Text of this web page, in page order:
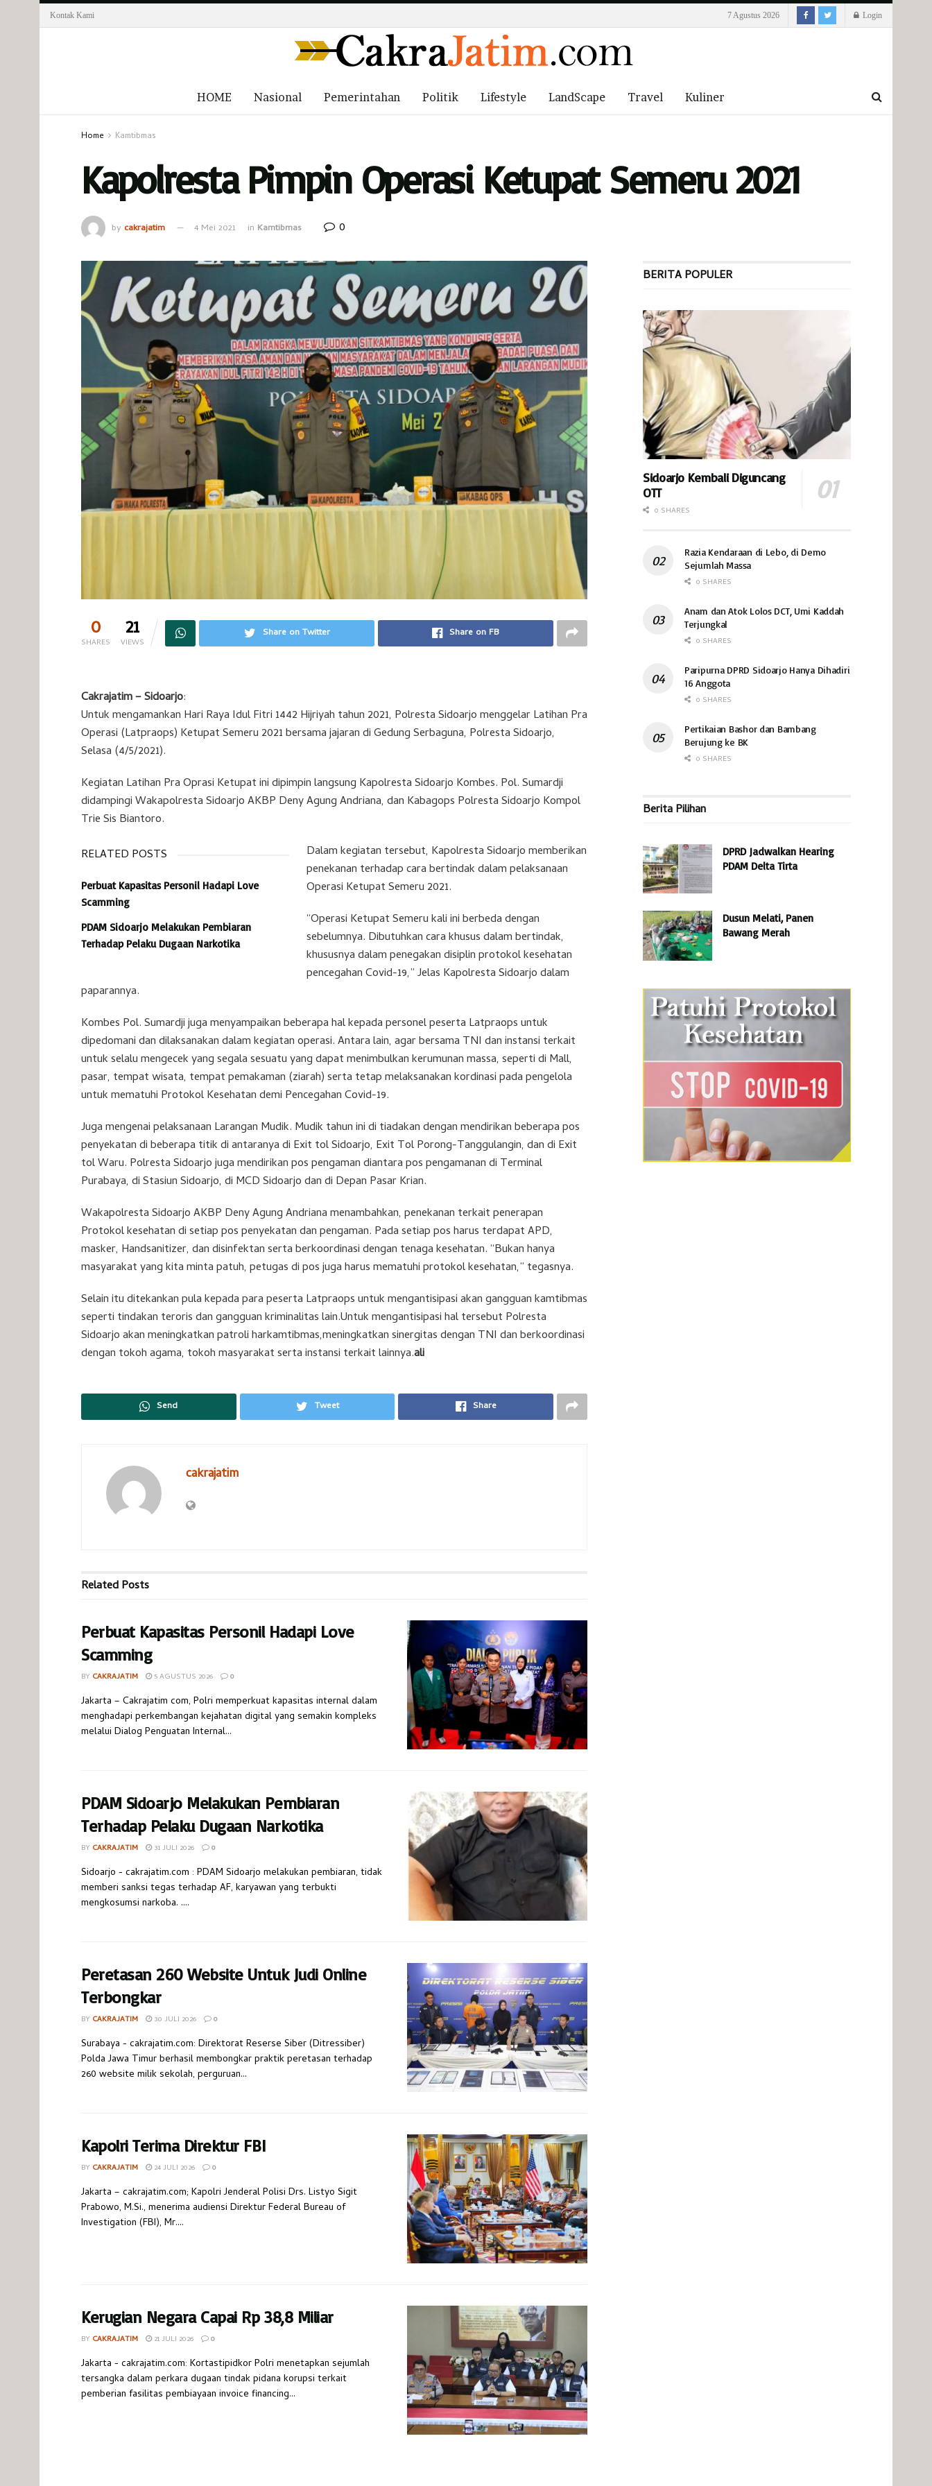
Kontak Kami 7 Agustus 2026 Login
HOME Nasional Pemerintahan Politik Lifestyle LandScape Travel Kuliner
Home Kamtibmas
Kapolresta Pimpin Operasi Ketupat Semeru 2021
by cakrajatim 4 Mei 2021 in Kamtibmas 0
0
SHARES 21
VIEWS
Share on Twitter Share on FB
Cakrajatim – Sidoarjo:
Untuk mengamankan Hari Raya Idul Fitri 1442 Hijriyah tahun 2021, Polresta Sidoarjo menggelar Latihan Pra
Operasi (Latpraops) Ketupat Semeru 2021 bersama jajaran di Gedung Serbaguna, Polresta Sidoarjo,
Selasa (4/5/2021).
Kegiatan Latihan Pra Oprasi Ketupat ini dipimpin langsung Kapolresta Sidoarjo Kombes. Pol. Sumardji
didampingi Wakapolresta Sidoarjo AKBP Deny Agung Andriana, dan Kabagops Polresta Sidoarjo Kompol
Trie Sis Biantoro.
RELATED POSTS
Perbuat Kapasitas Personil Hadapi Love
Scamming
PDAM Sidoarjo Melakukan Pembiaran
Terhadap Pelaku Dugaan Narkotika
Dalam kegiatan tersebut, Kapolresta Sidoarjo memberikan
penekanan terhadap cara bertindak dalam pelaksanaan
Operasi Ketupat Semeru 2021.
“Operasi Ketupat Semeru kali ini berbeda dengan
sebelumnya. Dibutuhkan cara khusus dalam bertindak,
khususnya dalam penegakan disiplin protokol kesehatan
pencegahan Covid-19,” Jelas Kapolresta Sidoarjo dalam
paparannya.
Kombes Pol. Sumardji juga menyampaikan beberapa hal kepada personel peserta Latpraops untuk
dipedomani dan dilaksanakan dalam kegiatan operasi. Antara lain, agar bersama TNI dan instansi terkait
untuk selalu mengecek yang segala sesuatu yang dapat menimbulkan kerumunan massa, seperti di Mall,
pasar, tempat wisata, tempat pemakaman (ziarah) serta tetap melaksanakan kordinasi pada pengelola
untuk mematuhi Protokol Kesehatan demi Pencegahan Covid-19.
Juga mengenai pelaksanaan Larangan Mudik. Mudik tahun ini di tiadakan dengan mendirikan beberapa pos
penyekatan di beberapa titik di antaranya di Exit tol Sidoarjo, Exit Tol Porong-Tanggulangin, dan di Exit
tol Waru. Polresta Sidoarjo juga mendirikan pos pengaman diantara pos pengamanan di Terminal
Purabaya, di Stasiun Sidoarjo, di MCD Sidoarjo dan di Depan Pasar Krian.
Wakapolresta Sidoarjo AKBP Deny Agung Andriana menambahkan, penekanan terkait penerapan
Protokol kesehatan di setiap pos penyekatan dan pengaman. Pada setiap pos harus terdapat APD,
masker, Handsanitizer, dan disinfektan serta berkoordinasi dengan tenaga kesehatan. “Bukan hanya
masyarakat yang kita minta patuh, petugas di pos juga harus mematuhi protokol kesehatan,” tegasnya.
Selain itu ditekankan pula kepada para peserta Latpraops untuk mengantisipasi akan gangguan kamtibmas
seperti tindakan teroris dan gangguan kriminalitas lain.Untuk mengantisipasi hal tersebut Polresta
Sidoarjo akan meningkatkan patroli harkamtibmas,meningkatkan sinergitas dengan TNI dan berkoordinasi
dengan tokoh agama, tokoh masyarakat serta instansi terkait lainnya.ali
Send Tweet Share
cakrajatim
RelatedPosts
Perbuat Kapasitas Personil Hadapi Love
Scamming
BY CAKRAJATIM 5 AGUSTUS 2026 0
Jakarta – Cakrajatim com, Polri memperkuat kapasitas internal dalam
menghadapi perkembangan kejahatan digital yang semakin kompleks
melalui Dialog Penguatan Internal...
PDAM Sidoarjo Melakukan Pembiaran
Terhadap Pelaku Dugaan Narkotika
BY CAKRAJATIM 31 JULI 2026 0
Sidoarjo - cakrajatim.com : PDAM Sidoarjo melakukan pembiaran, tidak
memberi sanksi tegas terhadap AF, karyawan yang terbukti
mengkosumsi narkoba. ....
Peretasan 260 Website Untuk Judi Online
Terbongkar
BY CAKRAJATIM 30 JULI 2026 0
Surabaya - cakrajatim.com: Direktorat Reserse Siber (Ditressiber)
Polda Jawa Timur berhasil membongkar praktik peretasan terhadap
260 website milik sekolah, perguruan...
Kapolri Terima Direktur FBI
BY CAKRAJATIM 24 JULI 2026 0
Jakarta – cakrajatim.com; Kapolri Jenderal Polisi Drs. Listyo Sigit
Prabowo, M.Si., menerima audiensi Direktur Federal Bureau of
Investigation (FBI), Mr....
Kerugian Negara Capai Rp 38,8 Miliar
BY CAKRAJATIM 21 JULI 2026 0
Jakarta - cakrajatim.com: Kortastipidkor Polri menetapkan sejumlah
tersangka dalam perkara dugaan tindak pidana korupsi terkait
pemberian fasilitas pembiayaan invoice financing...
BERITA POPULER
Sidoarjo Kembali Diguncang
OTT
0 SHARES
Razia Kendaraan di Lebo, di Demo
Sejumlah Massa
0 SHARES
Anam dan Atok Lolos DCT, Umi Kaddah
Terjungkal
0 SHARES
Paripurna DPRD Sidoarjo Hanya Dihadiri
16 Anggota
0 SHARES
Pertikaian Bashor dan Bambang
Berujung ke BK
0 SHARES
Berita Pilihan
DPRD Jadwalkan Hearing
PDAM Delta Tirta
Dusun Melati, Panen
Bawang Merah